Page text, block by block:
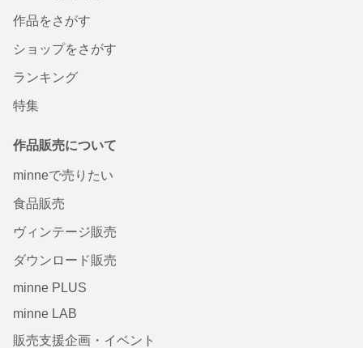
作品をさがす
ショップをさがす
ランキング
特集
作品販売について
minneで売りたい
食品販売
ヴィンテージ販売
ダウンロード販売
minne PLUS
minne LAB
販売支援企画・イベント